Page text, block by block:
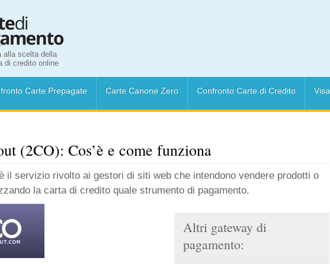
alla scelta della
di credito online
Carte Prepagate Carte Canone Zero Confronto Carte di Credito Visa
(2CO): Cos’è e come funziona
il servizio rivolto ai gestori di siti web che intendono vendere prodotti o
la carta di credito quale strumento di pagamento.
Altri gateway di
pagamento: